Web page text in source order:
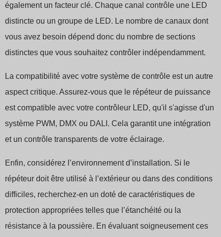
également un facteur clé. Chaque canal contrôle une LED
distincte ou un groupe de LED. Le nombre de canaux dont
vous avez besoin dépend donc du nombre de sections
distinctes que vous souhaitez contrôler indépendamment.
La compatibilité avec votre système de contrôle est un autre
aspect critique. Assurez-vous que le répéteur de puissance
est compatible avec votre contrôleur LED, qu'il s'agisse d'un
système PWM, DMX ou DALI. Cela garantit une intégration
et un contrôle transparents de votre éclairage.
Enfin, considérez l’environnement d’installation. Si le
répéteur doit être utilisé à l’extérieur ou dans des conditions
difficiles, recherchez-en un doté de caractéristiques de
protection appropriées telles que l’étanchéité ou la
résistance à la poussière. En évaluant soigneusement ces